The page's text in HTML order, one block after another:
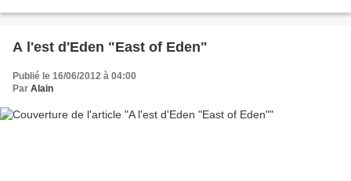
A l'est d'Eden "East of Eden"
Publié le 16/06/2012 à 04:00
Par Alain